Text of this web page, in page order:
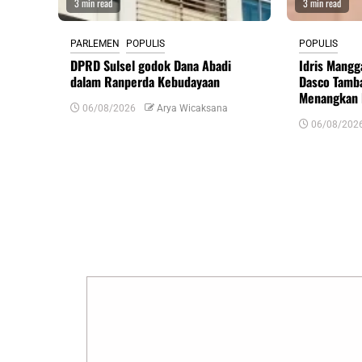
3 min read
PARLEMEN POPULIS
DPRD Sulsel godok Dana Abadi
dalam Ranperda Kebudayaan
06/08/2026 Arya Wicaksana
3 min read
POPULIS
Idris
Dasco
06/08/